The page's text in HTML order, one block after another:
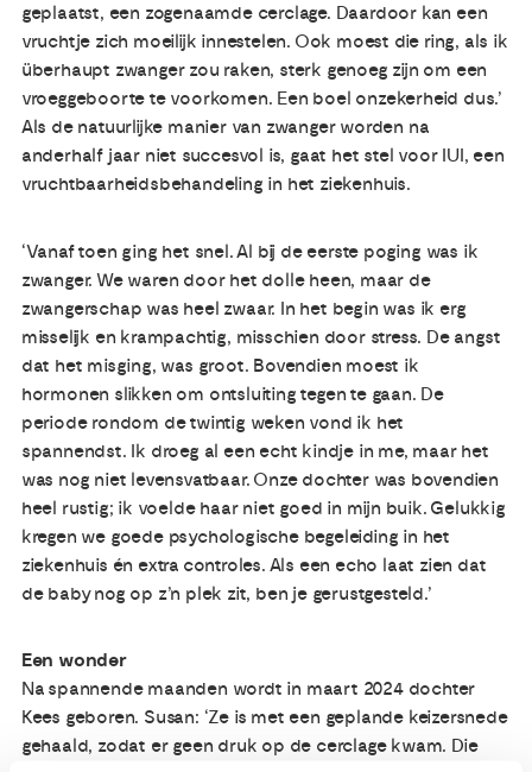
geplaatst, een zogenaamde cerclage. Daardoor kan een
vruchtje zich moeilijk innestelen. Ook moest die ring, als ik
überhaupt zwanger zou raken, sterk genoeg zijn om een
vroeggeboorte te voorkomen. Een boel onzekerheid dus.’
Als de natuurlijke manier van zwanger worden na
anderhalf jaar niet succesvol is, gaat het stel voor IUI, een
vruchtbaarheidsbehandeling in het ziekenhuis.
‘Vanaf toen ging het snel. Al bij de eerste poging was ik
zwanger. We waren door het dolle heen, maar de
zwangerschap was heel zwaar. In het begin was ik erg
misselijk en krampachtig, misschien door stress. De angst
dat het misging, was groot. Bovendien moest ik
hormonen slikken om ontsluiting tegen te gaan. De
periode rondom de twintig weken vond ik het
spannendst. Ik droeg al een echt kindje in me, maar het
was nog niet levensvatbaar. Onze dochter was bovendien
heel rustig; ik voelde haar niet goed in mijn buik. Gelukkig
kregen we goede psychologische begeleiding in het
ziekenhuis én extra controles. Als een echo laat zien dat
de baby nog op z’n plek zit, ben je gerustgesteld.’
Een wonder
Na spannende maanden wordt in maart 2024 dochter
Kees geboren. Susan: ‘Ze is met een geplande keizersnede
gehaald, zodat er geen druk op de cerclage kwam. Die